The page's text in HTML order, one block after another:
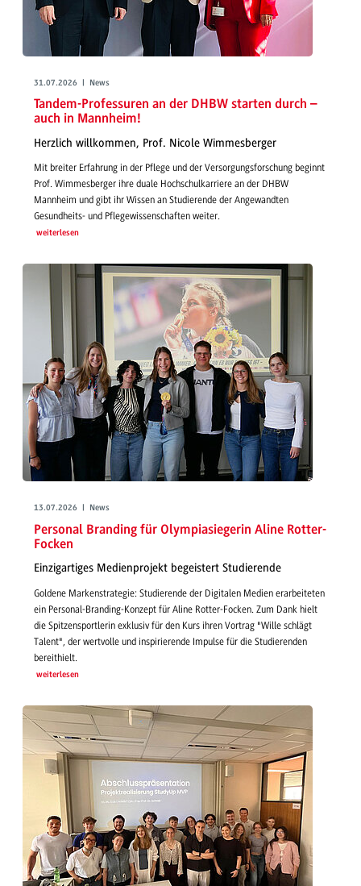
31.07.2026 | News
Tandem-Professuren an der DHBW starten durch –
auch in Mannheim!
Herzlich willkommen, Prof. Nicole Wimmesberger
Mit breiter Erfahrung in der Pflege und der Versorgungsforschung beginnt
Prof. Wimmesberger ihre duale Hochschulkarriere an der DHBW
Mannheim und gibt ihr Wissen an Studierende der Angewandten
Gesundheits- und Pflegewissenschaften weiter.
weiterlesen
13.07.2026 | News
Personal Branding für Olympiasiegerin Aline Rotter-
Focken
Einzigartiges Medienprojekt begeistert Studierende
Goldene Markenstrategie: Studierende der Digitalen Medien erarbeiteten
ein Personal-Branding-Konzept für Aline Rotter-Focken. Zum Dank hielt
die Spitzensportlerin exklusiv für den Kurs ihren Vortrag "Wille schlägt
Talent", der wertvolle und inspirierende Impulse für die Studierenden
bereithielt.
weiterlesen